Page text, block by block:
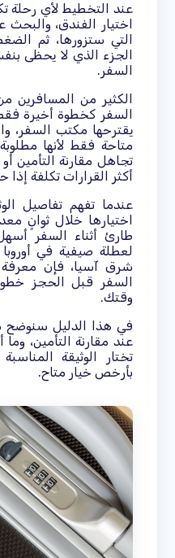
عند التخطيط لأي رحلة
اختيار الفندق،
التي ستزورها، ثم
الجزء الذي لا يحظى
السفر.
الكثير من المسافرين
السفر كخطوة أخيرة
يقترحها مكتب السفر،
متاحة فقط لأنها
تجاهل مقارنة التأمين
أكثر القرارات تكلفة
عندما تفهم تفاصيل
اختيارها خلال ثوانٍ
طارئ أثناء السفر
لعطلة صيفية في
شرق آسيا، فإن معرفة
السفر قبل الحجز
وقتك.
في هذا الدليل سنوضح
عند مقارنة التأمين،
تختار الوثيقة
بأرخص خيار متاح.